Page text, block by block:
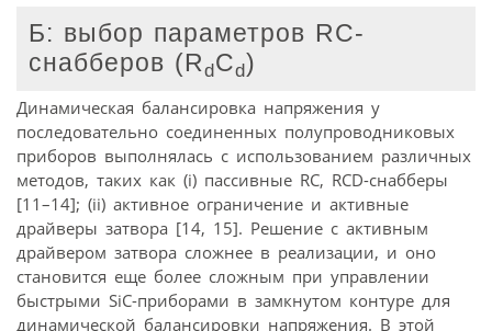
Б: выбор параметров RC-
снабберов (RdCd)
Динамическая балансировка напряжения у
последовательно соединенных полупроводниковых
приборов выполнялась с использованием различных
методов, таких как (i) пассивные RC, RCD-снабберы
[11–14]; (ii) активное ограничение и активные
драйверы затвора [14, 15]. Решение с активным
драйвером затвора сложнее в реализации, и оно
становится еще более сложным при управлении
быстрыми SiC-приборами в замкнутом контуре для
динамической балансировки напряжения. В этой